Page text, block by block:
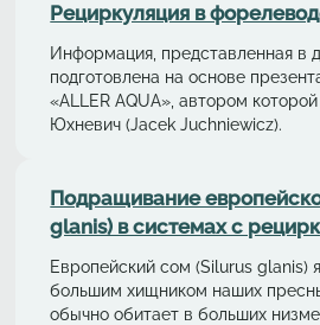
Рециркуляция в
Информация, представленная в
подготовлена на основе
«ALLER AQUA», автором
Юхневич (Jacek Juchniewicz).
Подращивание
glanis) в системах с
Европейский сом (Silurus glanis)
большим хищником наших
обычно обитает в больших